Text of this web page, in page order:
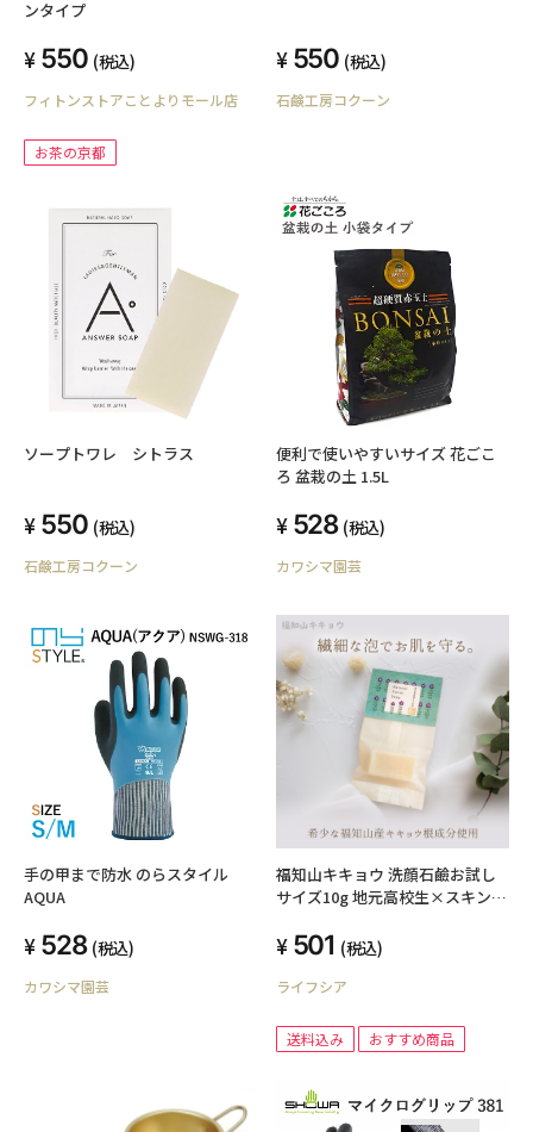
ンタイプ
550 (税込)
フィトンストアことよりモール店
お茶の京都
550 (税込)
石鹸工房コクーン
ソープトワレ シトラス
550 (税込)
石鹸工房コクーン
便利で使いやすいサイズ 花ごこ
ろ 盆栽の土 1.5L
528 (税込)
カワシマ園芸
手の甲まで防水 のらスタイル
AQUA
528 (税込)
カワシマ園芸
福知山キキョウ 洗顔石鹼お試し
サイズ10g 地元高校生×スキンケ
501 (税込)
ライフシア
送料込み おすすめ商品